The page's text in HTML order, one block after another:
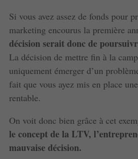
Si vous avez assez de fonds pour
marketing encourus la première
décision serait donc de
La décision de mettre fin à la
uniquement émerger d’un
fait que vous ayez mis en place
rentable.
On voit donc bien grâce à cet
le concept de la LTV,
mauvaise décision.